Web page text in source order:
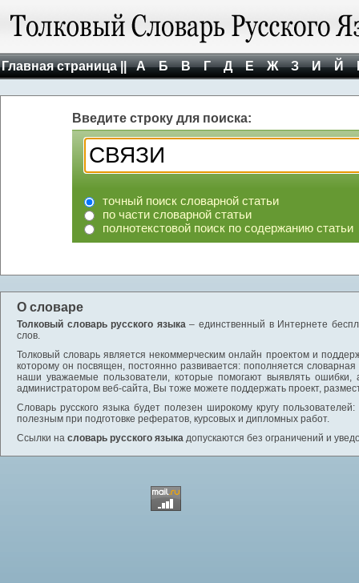
Главная страница || А Б В Г Д Е Ж З И Й
Введите строку для поиска:
точный поиск словарной статьи
по части словарной статьи
полнотекстовой поиск по содержанию статьи
О словаре
Толковый словарь русского языка– единственный в Интернете
слов.
Толковый словарь является некоммерческим онлайн проектом и
которому он посвящен, постоянно развивается: пополняется
наши уважаемые пользователи, которые помогают выявлять
администратором веб-сайта, Вы тоже можете поддержать проект,
Словарь русского языка будет полезен широкому кругу
полезным при подготовке рефератов, курсовых и дипломных работ.
Ссылки на словарь русского языка допускаются без ограничений и